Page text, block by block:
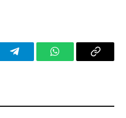
TelegramWhatsAppCopy